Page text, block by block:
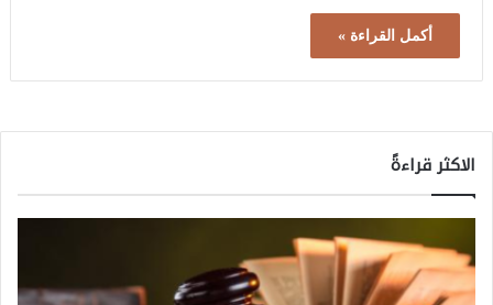
أكمل القراءة »
الاكثر قراءةً